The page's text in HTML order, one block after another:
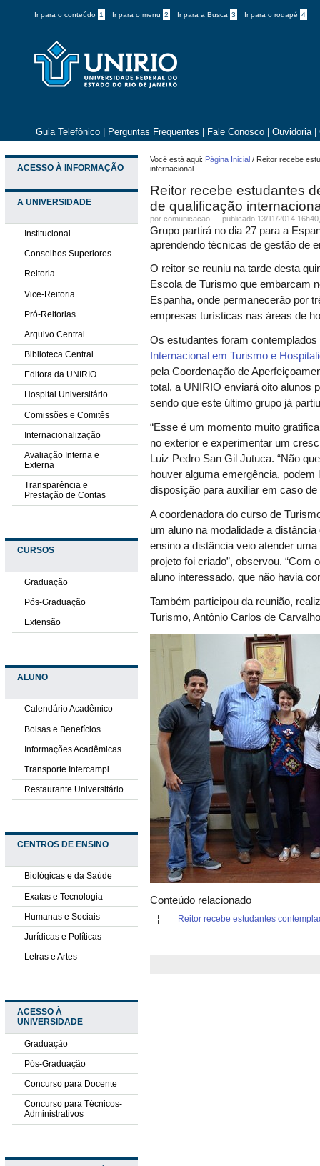
Ir para o conteúdo 1 Ir para o menu 2 Ir para a Busca 3 Ir para o rodapé 4
Guia Telefônico Perguntas Frequentes Fale Conosco Ouvidoria
ACESSO À INFORMAÇÃO
A UNIVERSIDADE
Institucional
Conselhos Superiores
Reitoria
Vice-Reitoria
Pró-Reitorias
Arquivo Central
Biblioteca Central
Editora da UNIRIO
Hospital Universitário
Comissões e Comitês
Internacionalização
Avaliação Interna e
Externa
Transparência e
Prestação de Contas
CURSOS
Graduação
Pós-Graduação
Extensão
ALUNO
Calendário Acadêmico
Bolsas e Benefícios
Informações Acadêmicas
Transporte Intercampi
Restaurante Universitário
CENTROS DE ENSINO
Biológicas e da Saúde
Exatas e Tecnologia
Humanas e Sociais
Jurídicas e Políticas
Letras e Artes
ACESSO À
UNIVERSIDADE
Graduação
Pós-Graduação
Concurso para Docente
Concurso para Técnicos-
Administrativos
Você está aqui: Página Inicial / Reitor recebe
internacional
Reitor recebe estudantes
de qualificação
por comunicacao —publicado 13/11/2014
Grupo partirá no dia 27 para a
aprendendo técnicas de gestão de
O reitor se reuniu na tarde desta
Escola de Turismo que embarcam
Espanha, onde permanecerão por
empresas turísticas nas áreas de
Os estudantes foram
Internacional em Turismo e
pela Coordenação de
total, a UNIRIO enviará oito alunos
sendo que este último grupo já
“Esse é um momento muito
no exterior e experimentar um
Luiz Pedro San Gil Jutuca. “Não
houver alguma emergência,
disposição para auxiliar em caso de
A coordenadora do curso de
um aluno na modalidade a
ensino a distância veio atender
projeto foi criado”, observou.
aluno interessado, que não havia
Também participou da reunião,
Turismo, Antônio Carlos de
Conteúdo relacionado
Reitor recebe estudantes